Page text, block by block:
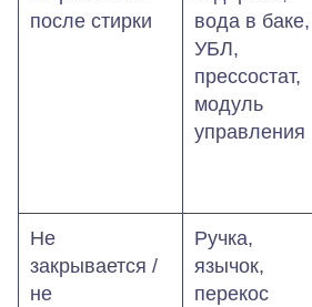
после стирки
вода в баке,
УБЛ,
прессостат,
модуль
управления
Не
закрывается /
не
Ручка,
язычок,
перекос